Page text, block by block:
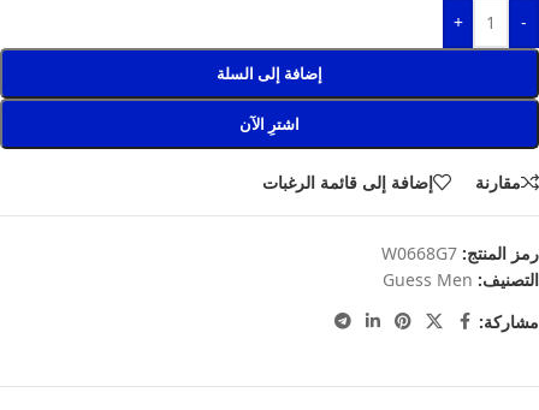
-
+
إضافة إلى السلة
اشترِ الآن
مقارنة إضافة إلى قائمة الرغبات
رمز المنتج: W0668G7
التصنيف: Guess Men
مشاركة: